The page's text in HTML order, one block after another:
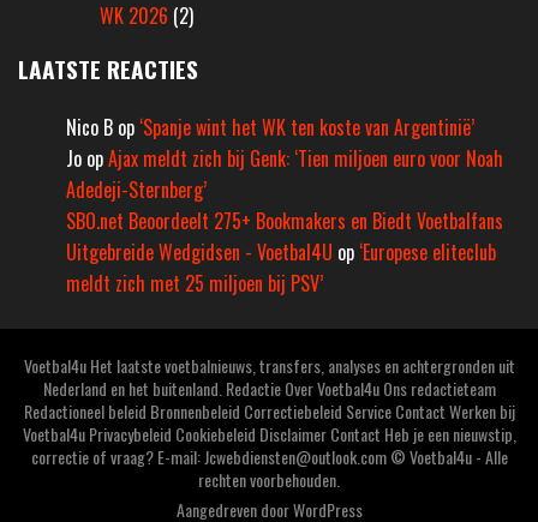
WK 2026 (2)
LAATSTE REACTIES
Nico B op ‘Spanje wint het WK ten koste van Argentinië’
Jo opAjax meldt zich bij Genk: ‘Tien miljoen euro voor Noah
Adedeji-Sternberg’
SBO.net Beoordeelt 275+ Bookmakers en Biedt Voetbalfans
Uitgebreide Wedgidsen - Voetbal4U op ‘Europese eliteclub
meldt zich met 25 miljoen bij PSV’
Voetbal4u Het laatste voetbalnieuws, transfers, analyses en achtergronden uit
Nederland en het buitenland. Redactie Over Voetbal4u Ons redactieteam
Redactioneel beleid Bronnenbeleid Correctiebeleid Service Contact Werken bij
Voetbal4u Privacybeleid Cookiebeleid Disclaimer Contact Heb je een nieuwstip,
correctie of vraag? E-mail: Jcwebdiensten@outlook.com © Voetbal4u - Alle
rechten voorbehouden.
Aangedreven doorWordPress